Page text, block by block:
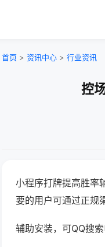
首页 > 资讯中心 > 行业资讯
控
小程序打牌提高胜率
要的用户可通过正规
辅助安装，可QQ搜